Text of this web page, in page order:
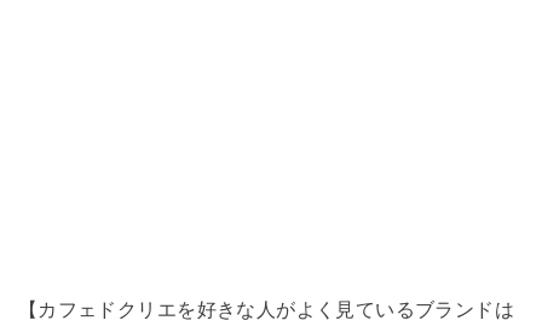
【カフェドクリエを好きな人がよく見ているブランドは